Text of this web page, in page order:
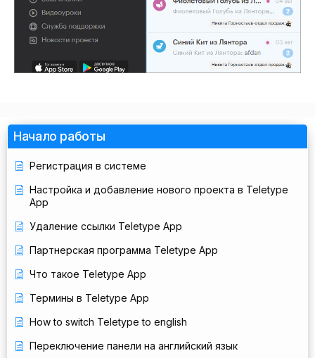
Начало работы
Регистрация в системе
Настройка и добавление нового проекта в Teletype
App
Удаление ссылки Teletype App
Партнерская программа Teletype App
Что такое Teletype App
Термины в Teletype App
How to switch Teletype to english
Переключение панели на английский язык